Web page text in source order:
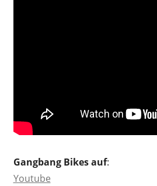
Gangbang Bikesauf:
Youtube